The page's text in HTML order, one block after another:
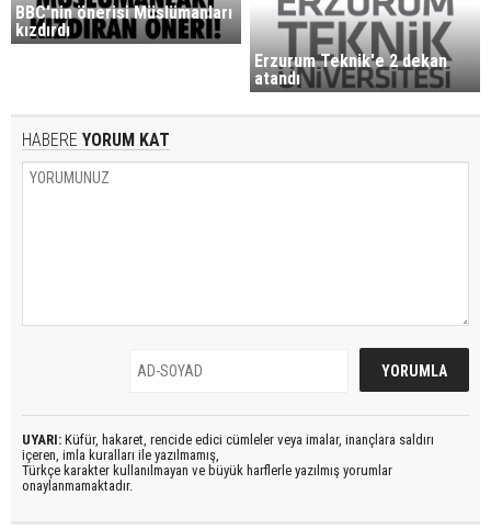
BBC'nin önerisi Müslümanları
kızdırdı
Erzurum Teknik'e 2 dekan
atandı
HABERE YORUM KAT
UYARI: Küfür, hakaret, rencide edici cümleler veya imalar, inançlara saldırı
içeren, imla kuralları ile yazılmamış,
Türkçe karakter kullanılmayan ve büyük harflerle yazılmış yorumlar
onaylanmamaktadır.